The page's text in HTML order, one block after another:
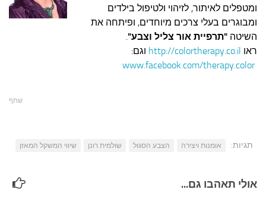
ומטפלים לאיתור, לזיהוי ולטיפול בילדים
ומבוגרים בעלי צרכים מיוחדים, ופיתחה את
השיטה "תרפיית אור צליל וצבע".
ראו
וגם:
www.facebook.com/therapy.color
שתף
תגיות: אומנות ויצירה הצבע הסגול שולמית רונן שיווי המשקל המאזן
אולי תאהבו גם...